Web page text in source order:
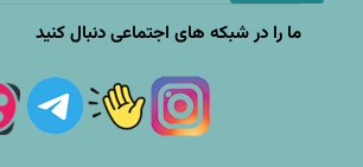
ما را در شبکه های اجتماعی دنبال کنید